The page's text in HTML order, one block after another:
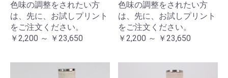
色味の調整をされたい方
は、先に、お試しプリント
をご注文ください。
￥2,200 ～ ￥23,650
色味の調整をされたい方
は、先に、お試しプリント
をご注文ください。
￥2,200 ～ ￥23,650